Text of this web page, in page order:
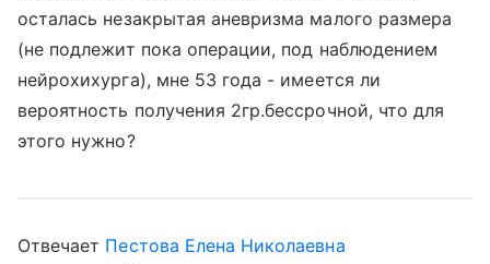
осталась незакрытая аневризма малого размера
(не подлежит пока операции, под наблюдением
нейрохихурга), мне 53 года - имеется ли
вероятность получения 2гр.бессрочной, что для
этого нужно?
Отвечает Пестова Елена Николаевна